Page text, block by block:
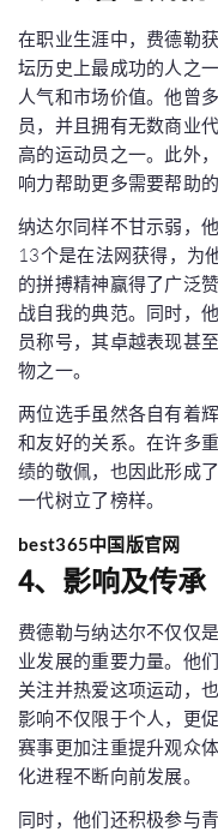
在职业生涯中，费德勒
坛历史上最成功的人之
人气和市场价值。他曾
员，并且拥有无数商业
高的运动员之一。此外
响力帮助更多需要帮助的
纳达尔同样不甘示弱，
13个是在法网获得，为
的拼搏精神赢得了广泛
战自我的典范。同时，
员称号，其卓越表现甚
物之一。
两位选手虽然各自有着
和友好的关系。在许多
绩的敬佩，也因此形成
一代树立了榜样。
best365中国版官网
4、影响及传承
费德勒与纳达尔不仅仅
业发展的重要力量。他
关注并热爱这项运动，
影响不仅限于个人，更
赛事更加注重提升观众
化进程不断向前发展。
同时，他们还积极参与